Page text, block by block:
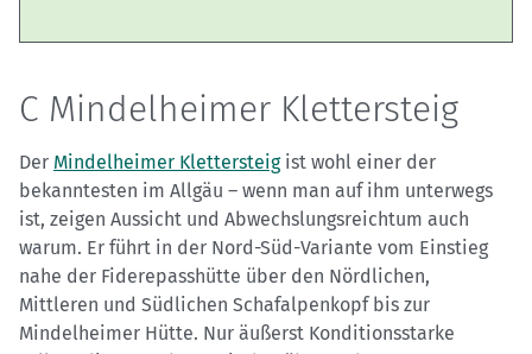
C Mindelheimer Klettersteig
Der Mindelheimer Klettersteigist wohl einer der
bekanntesten im Allgäu – wenn man auf ihm unterwegs
ist, zeigen Aussicht und Abwechslungsreichtum auch
warum. Er führt in der Nord-Süd-Variante vom Einstieg
nahe der Fiderepasshütte über den Nördlichen,
Mittleren und Südlichen Schafalpenkopf bis zur
Mindelheimer Hütte. Nur äußerst Konditionsstarke